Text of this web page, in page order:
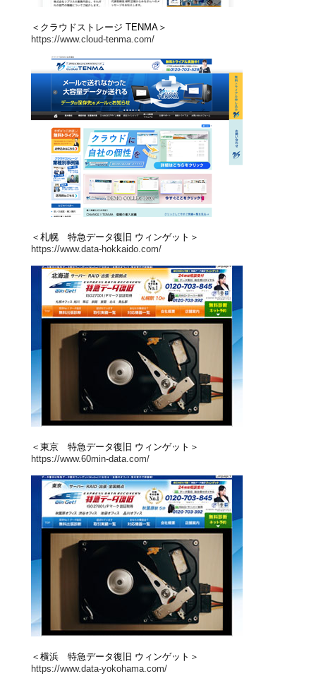
＜クラウドストレージ TENMA＞
https://www.cloud-tenma.com/
＜札幌 特急データ復旧 ウィンゲット＞
https://www.data-hokkaido.com/
＜東京 特急データ復旧 ウィンゲット＞
https://www.60min-data.com/
＜横浜 特急データ復旧 ウィンゲット＞
https://www.data-yokohama.com/